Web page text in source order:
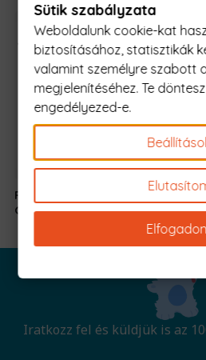
Princess Squad
Goals
Original
7.990FtCurrent
price
-tól
Iratkozz fel és küldjük is az
Sütik szabályzata
Weboldalunk cookie-kat
biztosításához, statisztikák
valamint személyre szabott
megjelenítéséhez. Te
engedélyezed-e.